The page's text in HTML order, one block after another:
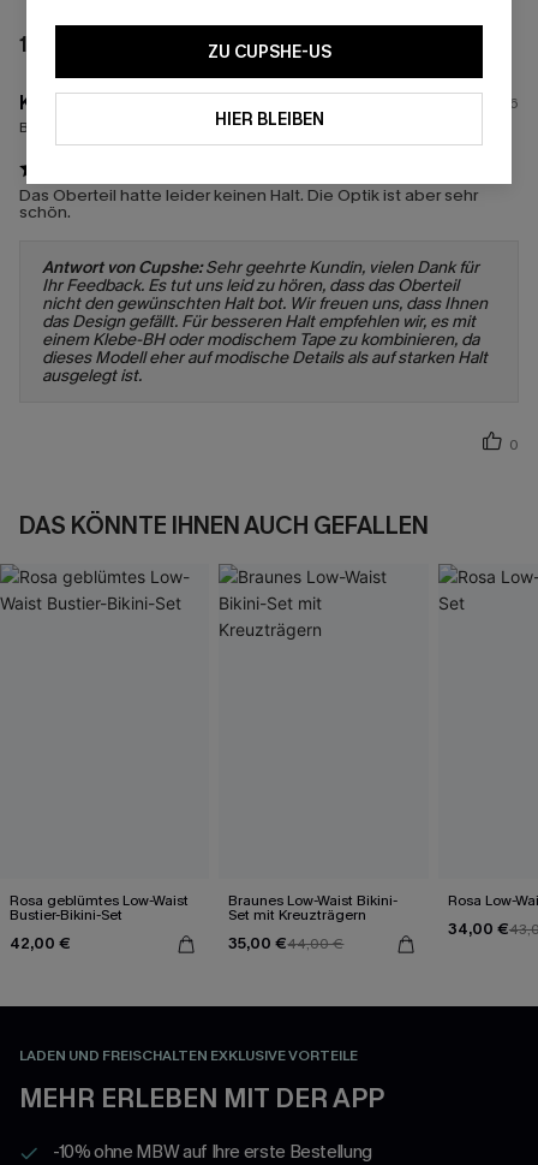
1 BEWERTUNG
K****r
16/02/2026
Bestellte Größen:
Das Oberteil hatte leider keinen Halt. Die Optik ist aber sehr
schön.
Antwort von Cupshe:Sehr geehrte Kundin, vielen Dank für
Ihr Feedback. Es tut uns leid zu hören, dass das Oberteil
nicht den gewünschten Halt bot. Wir freuen uns, dass Ihnen
das Design gefällt. Für besseren Halt empfehlen wir, es mit
einem Klebe-BH oder modischem Tape zu kombinieren, da
dieses Modell eher auf modische Details als auf starken Halt
ausgelegt ist.
0
DAS KÖNNTE IHNEN AUCH GEFALLEN
Rosa geblümtes Low-Waist
Bustier-Bikini-Set
42,00 €
Braunes Low-Waist Bikini-
Set mit Kreuzträgern
35,00 €44,00 €
Rosa Low-
34,00 €
LADEN UND FREISCHALTEN EXKLUSIVE VORTEILE
MEHR ERLEBEN MIT DER APP
-10% ohne MBW auf Ihre erste Bestellung
ZU CUPSHE-US
HIER BLEIBEN